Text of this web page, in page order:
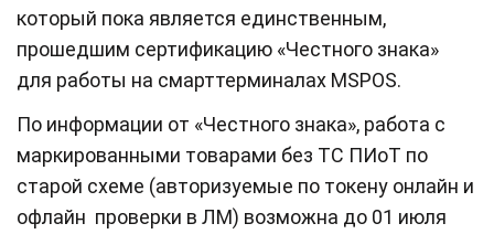
который пока является единственным,
прошедшим сертификацию «Честного знака»
для работы на смарттерминалах MSPOS.
По информации от «Честного знака», работа с
маркированными товарами без ТС ПИоТ по
старой схеме (авторизуемые по токену онлайн и
офлайн проверки в ЛМ) возможна до 01 июля